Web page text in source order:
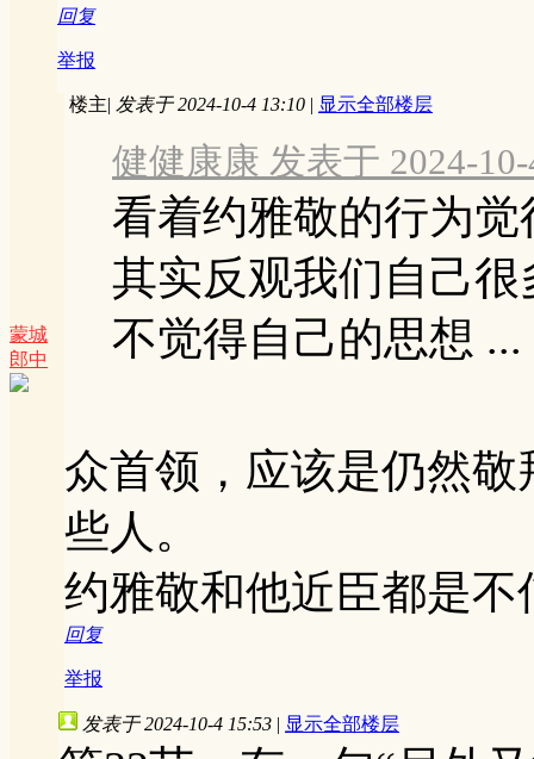
回复
举报
蒙城
郎中
楼主| 发表于 2024-10-4 13:10 | 显示全部楼层
健健康康 发表于 2024-
看着约雅敬的行为
其实反观我们自己
不觉得自己的思想 ...
众首领，应该是仍然
些人。
约雅敬和他近臣都是
回复
举报
发表于 2024-10-4 15:53 | 显示全部楼层